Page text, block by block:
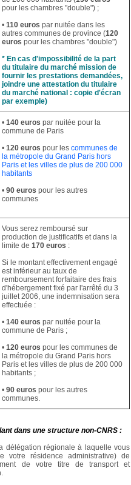
pour les chambres "double") ;
• 110 euros par nuitée dans les
autres communes de province (120
euros pour les chambres "double")
* En cas d'impossibilité de la part
du titulaire du marché mission de
fournir les prestations demandées,
joindre une attestation du titulaire
du marché national : copie d'écran
par exemple)
• 140 euros par nuitée pour la
commune de Paris
• 120 euros pour les communes de
la métropole du Grand Paris hors
Paris et les villes de plus de 200 000
habitants
• 90 euros pour les autres
communes
Vous serez remboursé sur
production de justificatifs et dans la
limite de 170 euros :
Si le montant effectivement engagé
est inférieur au taux de
remboursement forfaitaire des frais
d'hébergement fixé par l'arrêté du 3
juillet 2006, une indemnisation sera
effectuée :
• 140 euros par nuitée pour la
commune de Paris ;
• 120 euros pour les communes de
la métropole du Grand Paris hors
Paris et les villes de plus de 200 000
habitants ;
• 90 euros pour les autres
communes.
dans une structure non-CNRS :
délégation régionale à laquelle vous
votre résidence administrative) de
de votre titre de transport et